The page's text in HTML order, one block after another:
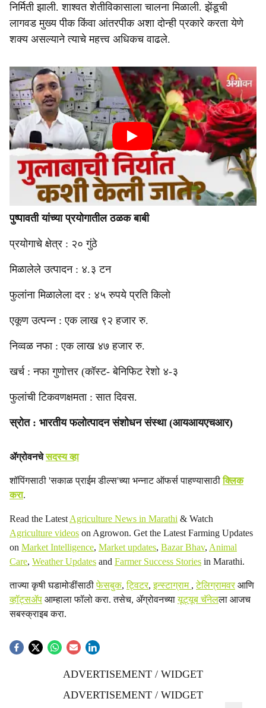
निर्मिती झाली. शाश्वत शेतीविकासाला चालना मिळाली. झेंडूची
लागवड मुख्य पीक किंवा आंतरपीक अशा दोन्ही प्रकारे करता येणे
शक्य असल्याने त्याचे महत्त्व अधिकच वाढले.
पुष्पावती यांच्या प्रयोगातील ठळक बाबी
प्रयोगाचे क्षेत्र : २० गुंठे
मिळालेले उत्पादन : ४.३ टन
फुलांना मिळालेला दर : ४५ रुपये प्रति किलो
एकूण उत्पन्न : एक लाख ९२ हजार रु.
निव्वळ नफा : एक लाख ४७ हजार रु.
खर्च : नफा गुणोत्तर (कॉस्ट- बेनिफिट रेशो ४-३
फुलांची टिकवणक्षमता : सात दिवस.
स्रोत : भारतीय फलोत्पादन संशोधन संस्था (आयआयएचआर)
ॲग्रोवनचेसदस्य व्हा
शॉपिंगसाठी 'सकाळ प्राईम डील्स'च्या भन्नाट ऑफर्स पाहण्यासाठीक्लिक
करा.
Read the Latest Agriculture News in Marathi & Watch
Agriculture videos on Agrowon. Get the Latest Farming Updates
on Market Intelligence, Market updates, Bazar Bhav, Animal
Care, Weather Updates and Farmer Success Stories in Marathi.
ताज्या कृषी घडामोडींसाठीफेसबुक,ट्विटर,इन्स्टाग्राम ,टेलिग्रामवरआणि
व्हॉट्सॲप आम्हाला फॉलो करा. तसेच, ॲग्रोवनच्यायूट्यूब चॅनेलला आजच
सबस्क्राइब करा.
ADVERTISEMENT / WIDGET
ADVERTISEMENT / WIDGET